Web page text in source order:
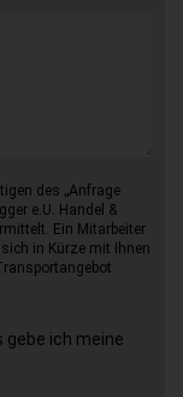
des „Anfrage
e.U. Handel &
Ein Mitarbeiter
in Kürze mit Ihnen
gebe ich meine